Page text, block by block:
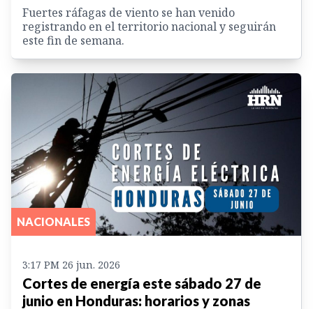
Fuertes ráfagas de viento se han venido
registrando en el territorio nacional y seguirán
este fin de semana.
NACIONALES
3:17 PM 26 jun. 2026
Cortes de energía este sábado 27 de
junio en Honduras: horarios y zonas